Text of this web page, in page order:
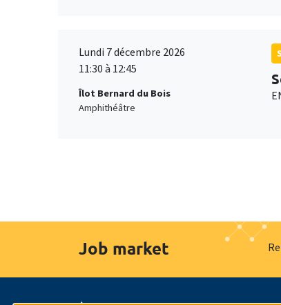
Lundi 7 décembre 2026
11:30 à 12:45
Îlot Bernard du Bois
Amphithéâtre
Job market